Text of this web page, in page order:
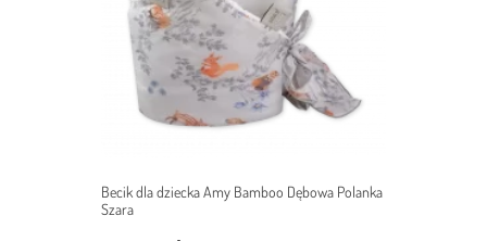
Becik dla dziecka Amy Bamboo Dębowa Polanka
Szara